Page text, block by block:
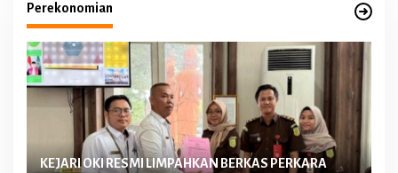
Perekonomian
KEJARI OKI RESMI LIMPAHKAN BERKAS PERKARA